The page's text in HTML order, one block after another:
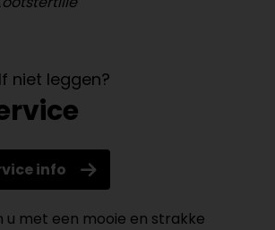
niet leggen?
info
u met een mooie en strakke